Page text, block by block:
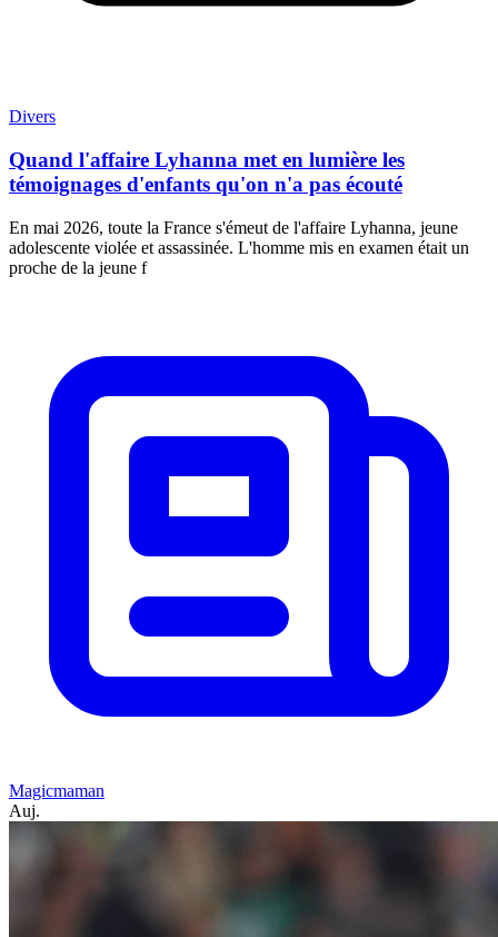
Divers
Quand l'affaire Lyhanna met en lumière les
témoignages d'enfants qu'on n'a pas écouté
En mai 2026, toute la France s'émeut de l'affaire Lyhanna, jeune
adolescente violée et assassinée. L'homme mis en examen était un
proche de la jeune f
Magicmaman
Auj.